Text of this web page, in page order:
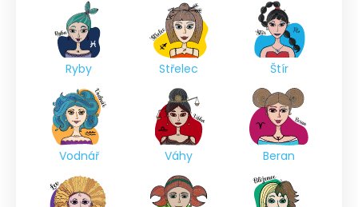
Ryby Střelec Štír
Vodnář Váhy Beran